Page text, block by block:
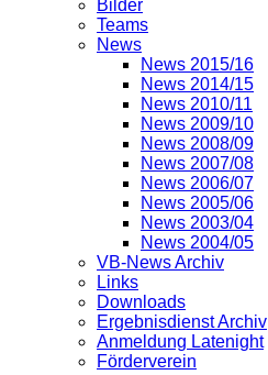
Bilder
Teams
News
News 2015/16
News 2014/15
News 2010/11
News 2009/10
News 2008/09
News 2007/08
News 2006/07
News 2005/06
News 2003/04
News 2004/05
VB-News Archiv
Links
Downloads
Ergebnisdienst Archiv
Anmeldung Latenight
Förderverein